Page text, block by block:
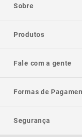
Sobre
Produtos
Fale com a gente
Formas de
Segurança